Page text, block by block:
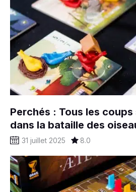
Perchés : Tous les
dans la bataille des
31 juillet 2025 8.0